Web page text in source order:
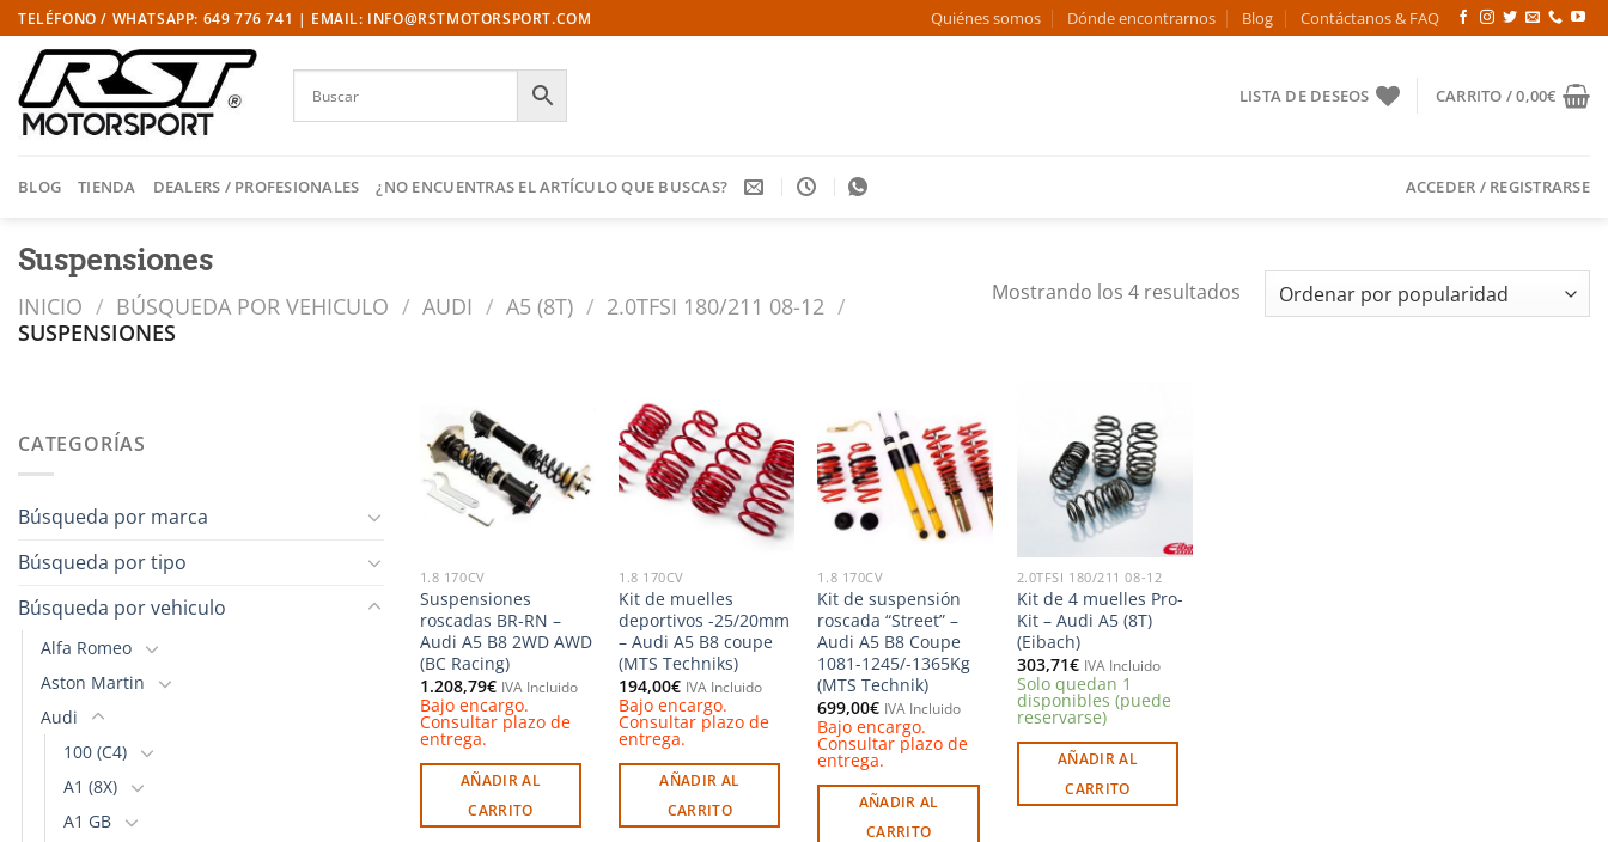
Saltar
al
contenido
TELÉFONO / WHATSAPP: 649 776 741 | EMAIL: INFO@RSTMOTORSPORT.COM Quiénes somos Dónde encontrarnos Blog Contáctanos & FAQ
LISTA DE DESEOS CARRITO /0,00€
BLOG TIENDA DEALERS / PROFESIONALES ¿NO ENCUENTRAS EL ARTÍCULO QUE BUSCAS? ACCEDER / REGISTRARSE
Suspensiones
INICIO / BÚSQUEDA POR VEHICULO / AUDI / A5 (8T) / 2.0TFSI 180/211 08-12 /
SUSPENSIONES
Mostrando los 4 resultadosOrdenado
por
CATEGORÍAS
Búsqueda por marca
Búsqueda por tipo
Búsqueda por vehiculo
Alfa Romeo
Aston Martin
Audi
100 (C4)
A1 (8X)
A1 GB
Añadir
a la
lista de
deseos
1.8 170CV
Suspensiones
roscadas BR-RN –
Audi A5 B8 2WD AWD
(BC Racing)
1.208,79€ IVA Incluido
Bajo encargo.
Consultar plazo de
entrega.
AÑADIR AL
CARRITO
Añadir
a la
lista de
deseos
1.8 170CV
Kit de muelles
deportivos -25/20mm
– Audi A5 B8 coupe
(MTS Techniks)
194,00€ IVA Incluido
Bajo encargo.
Consultar plazo de
entrega.
AÑADIR AL
CARRITO
Añadir
a la
lista de
deseos
1.8 170CV
Kit de suspensión
roscada “Street” –
Audi A5 B8 Coupe
1081-1245/-1365Kg
(MTS Technik)
699,00€ IVA Incluido
Bajo encargo.
Consultar plazo de
entrega.
AÑADIR AL
CARRITO
Añadir
a la
lista de
deseos
2.0TFSI 180/211 08-12
Kit de 4 muelles Pro-
Kit – Audi A5 (8T)
(Eibach)
303,71€ IVA Incluido
Solo quedan 1
disponibles (puede
reservarse)
AÑADIR AL
CARRITO